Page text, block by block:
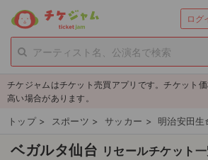
ログ
person_add 新規会員登録
チケットを探す
新着チケット
値下げしたチケット
チケジャムはチケット売買アプリです。チケット
高い場合があります。
トップ > スポーツ > サッカー > 明治安田
ベガルタ仙台 リセールチケット